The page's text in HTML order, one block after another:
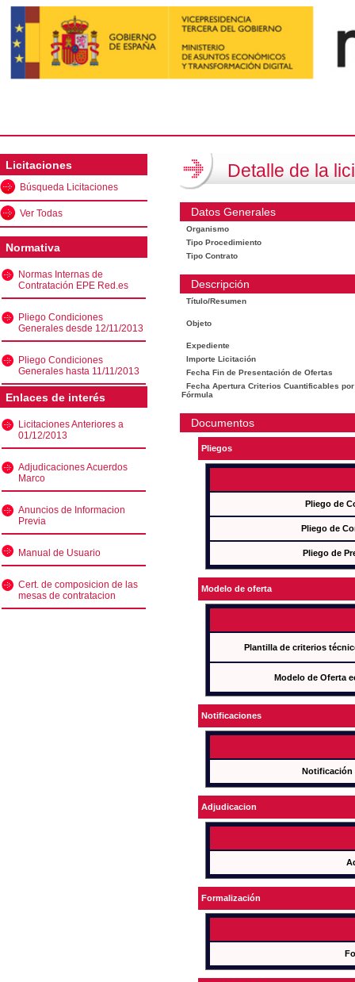
Licitaciones
Búsqueda Licitaciones
Ver Todas
Normativa
Normas Internas de
Contratación EPE Red.es
Pliego Condiciones
Generales desde 12/11/2013
Pliego Condiciones
Generales hasta 11/11/2013
Enlaces de interés
Licitaciones Anteriores a
01/12/2013
Adjudicaciones Acuerdos
Marco
Anuncios de Informacion
Previa
Manual de Usuario
Cert. de composicion de las
mesas de contratacion
Detalle de la
Datos Generales
Organismo
Tipo Procedimiento
Tipo Contrato
Descripción
Título/Resumen
Objeto
Expediente
Importe Licitación
Fecha Fin de Presentación de Ofertas
Fecha Apertura Criterios Cuantificables por
Fórmula
Documentos
Pliegos
Pliego de
Pliego de
Pliego de
Modelo de oferta
Plantilla de criterios
Modelo de Oferta
Notificaciones
Notificación
Adjudicacion
Formalización